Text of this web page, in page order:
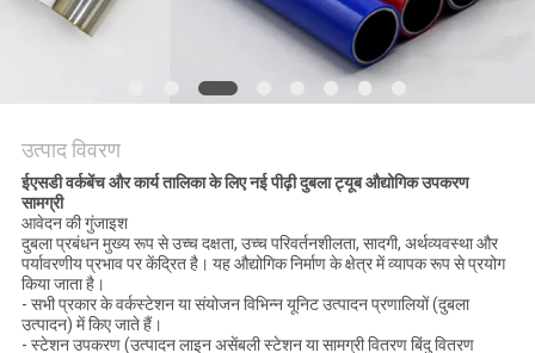
PRIVACY
POLICY
उत्पाद विवरण
ईएसडी वर्कबेंच और कार्य तालिका के लिए नई पीढ़ी दुबला ट्यूब औद्योगिक उपकरण
सामग्री
आवेदन की गुंजाइश
दुबला प्रबंधन मुख्य रूप से उच्च दक्षता, उच्च परिवर्तनशीलता, सादगी, अर्थव्यवस्था और
पर्यावरणीय प्रभाव पर केंद्रित है। यह औद्योगिक निर्माण के क्षेत्र में व्यापक रूप से प्रयोग
किया जाता है।
- सभी प्रकार के वर्कस्टेशन या संयोजन विभिन्न यूनिट उत्पादन प्रणालियों (दुबला
उत्पादन) में किए जाते हैं।
- स्टेशन उपकरण (उत्पादन लाइन असेंबली स्टेशन या सामग्री वितरण बिंदु वितरण